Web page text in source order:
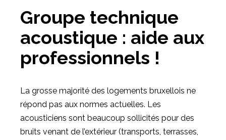
Groupe technique
acoustique : aide aux
professionnels !
La grosse majorité des logements bruxellois ne
répond pas aux normes actuelles. Les
acousticiens sont beaucoup sollicités pour des
bruits venant de l’extérieur (transports, terrasses,